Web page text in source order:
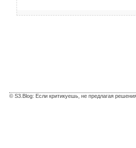
© S3.Blog: Если критикуешь, не предлагая